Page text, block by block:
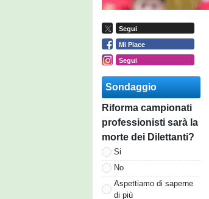
Segui
Mi Piace
Segui
Sondaggio
Riforma campionati
professionisti sarà la
morte dei Dilettanti?
Si
No
Aspettiamo di saperne
di più